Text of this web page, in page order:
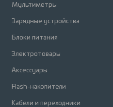
Мультиметры
Зарядные устройства
Блоки питания
Электротовары
Аксессуары
Flash-накопители
Кабели и переходники